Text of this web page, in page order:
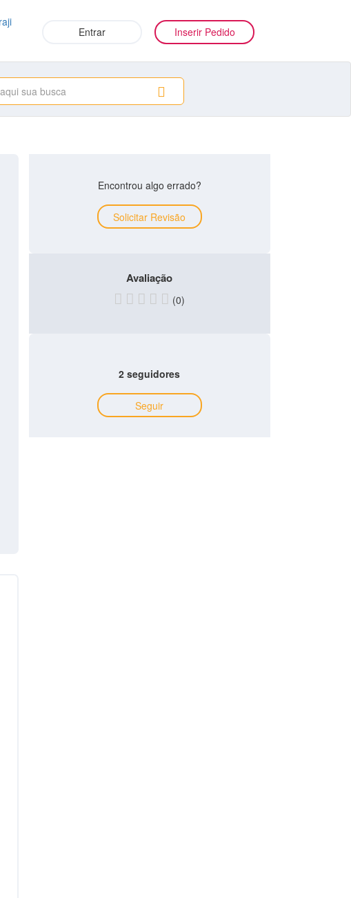
Entrar Inserir Pedido
Encontrou algo errado?
Solicitar Revisão
Avaliação
(0)
2 seguidores
Seguir